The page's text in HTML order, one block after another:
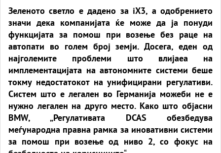
Зеленото светло е дадено за iX3, а одобрението
значи дека компанијата ќе може да ја понуди
функцијата за помош при возење без раце на
автопати во голем број земји. Досега, еден од
најголемите проблеми што влијаеа на
имплементацијата на автономните системи беше
токму недостатокот на унифицирани регулативи.
Систем што е легален во Германија можеби не е
нужно легален на друго место. Како што објасни
BMW, „Регулативата DCAS обезбедува
меѓународна правна рамка за иновативни системи
за помош при возење од ниво 2, со фокус на